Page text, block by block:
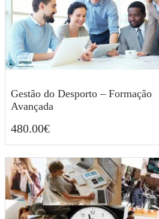
Gestão do Desporto – Formação
Avançada
480.00€